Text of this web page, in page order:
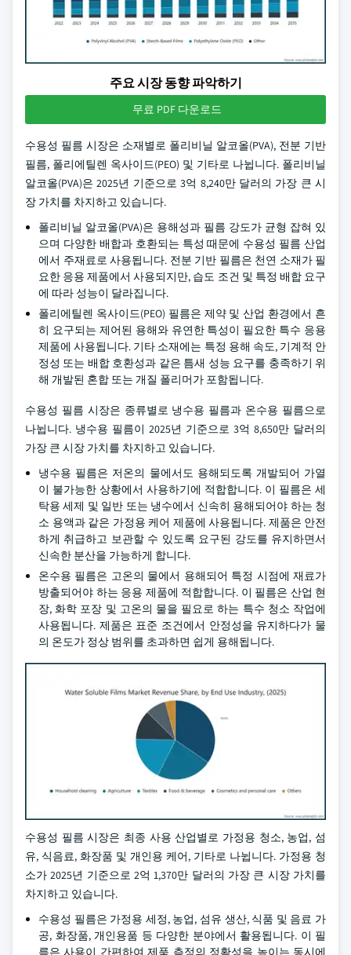
주요 시장 동향 파악하기
무료 PDF 다운로드
수용성 필름 시장은 소재별로 폴리비닐 알코올(PVA), 전분 기반
필름, 폴리에틸렌 옥사이드(PEO) 및 기타로 나뉩니다. 폴리비닐
알코올(PVA)은 2025년 기준으로 3억 8,240만 달러의 가장 큰 시
장 가치를 차지하고 있습니다.
폴리비닐 알코올(PVA)은 용해성과 필름 강도가 균형 잡혀 있
으며 다양한 배합과 호환되는 특성 때문에 수용성 필름 산업
에서 주재료로 사용됩니다. 전분 기반 필름은 천연 소재가 필
요한 응용 제품에서 사용되지만, 습도 조건 및 특정 배합 요구
에 따라 성능이 달라집니다.
폴리에틸렌 옥사이드(PEO) 필름은 제약 및 산업 환경에서 흔
히 요구되는 제어된 용해와 유연한 특성이 필요한 특수 응용
제품에 사용됩니다. 기타 소재에는 특정 용해 속도, 기계적 안
정성 또는 배합 호환성과 같은 틈새 성능 요구를 충족하기 위
해 개발된 혼합 또는 개질 폴리머가 포함됩니다.
수용성 필름 시장은 종류별로 냉수용 필름과 온수용 필름으로
나뉩니다. 냉수용 필름이 2025년 기준으로 3억 8,650만 달러의
가장 큰 시장 가치를 차지하고 있습니다.
냉수용 필름은 저온의 물에서도 용해되도록 개발되어 가열
이 불가능한 상황에서 사용하기에 적합합니다. 이 필름은 세
탁용 세제 및 일반 또는 냉수에서 신속히 용해되어야 하는 청
소 용액과 같은 가정용 케어 제품에 사용됩니다. 제품은 안전
하게 취급하고 보관할 수 있도록 요구된 강도를 유지하면서
신속한 분산을 가능하게 합니다.
온수용 필름은 고온의 물에서 용해되어 특정 시점에 재료가
방출되어야 하는 응용 제품에 적합합니다. 이 필름은 산업 현
장, 화학 포장 및 고온의 물을 필요로 하는 특수 청소 작업에
사용됩니다. 제품은 표준 조건에서 안정성을 유지하다가 물
의 온도가 정상 범위를 초과하면 쉽게 용해됩니다.
수용성 필름 시장은 최종 사용 산업별로 가정용 청소, 농업, 섬
유, 식음료, 화장품 및 개인용 케어, 기타로 나뉩니다. 가정용 청
소가 2025년 기준으로 2억 1,370만 달러의 가장 큰 시장 가치를
차지하고 있습니다.
수용성 필름은 가정용 세정, 농업, 섬유 생산, 식품 및 음료 가
공, 화장품, 개인용품 등 다양한 분야에서 활용됩니다. 이 필
름은 사용이 간편하여 제품 측정의 정확성을 높이는 동시에